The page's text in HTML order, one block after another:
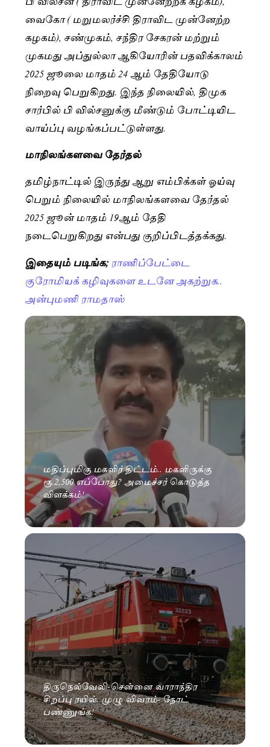
வைகோ ( மறுமலர்ச்சி திராவிட முன்னேற்ற
கழகம்), சண்முகம், சந்திர சேகரன் மற்றும்
முகமது அப்துல்லா ஆகியோரின் பதவிக்காலம்
2025 ஜூலை மாதம் 24 ஆம் தேதியோடு
நிறைவு பெறுகிறது. இந்த நிலையில், திமுக
சார்பில் பி வில்சனுக்கு மீண்டும் போட்டியிட
வாய்ப்பு வழங்கப்பட்டுள்ளது.
மாநிலங்களவை தேர்தல்
தமிழ்நாட்டில் இருந்து ஆறு எம்பிக்கள் ஓய்வு
பெறும் நிலையில் மாநிலங்களவை தேர்தல்
2025 ஜூன் மாதம் 19ஆம் தேதி
நடைபெறுகிறது என்பது குறிப்பிடத்தக்கது.
இதையும் படிங்க;ராணிப்பேட்டை
குரோமியக் கழிவுகளை உடனே அகற்றுக..
அன்புமணி ராமதாஸ்
மதிப்புமிகு மகளிர் திட்டம்.. மகளிருக்கு
ரூ.2,500 எப்போது? அமைச்சர் கொடுத்த
விளக்கம்!
திருநெல்வேலி-சென்னை வாராந்திர
சிறப்பு ரயில். முழு விவரம்- நோட்
பண்ணுங்க!